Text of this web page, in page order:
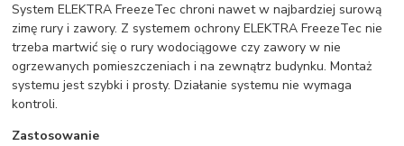
System ELEKTRA FreezeTec chroni nawet w najbardziej surową
zimę rury i zawory. Z systemem ochrony ELEKTRA FreezeTec nie
trzeba martwić się o rury wodociągowe czy zawory w nie
ogrzewanych pomieszczeniach i na zewnątrz budynku. Montaż
systemu jest szybki i prosty. Działanie systemu nie wymaga
kontroli.
Zastosowanie